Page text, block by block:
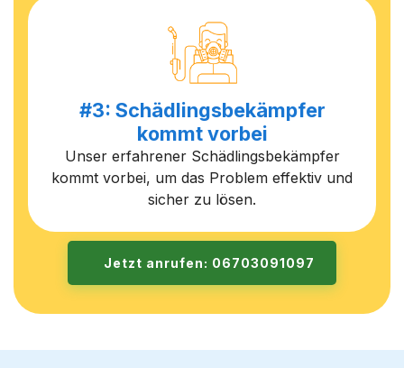
#3: Schädlingsbekämpfer
kommt vorbei
Unser erfahrener Schädlingsbekämpfer
kommt vorbei, um das Problem effektiv und
sicher zu lösen.
Jetzt anrufen: 06703091097